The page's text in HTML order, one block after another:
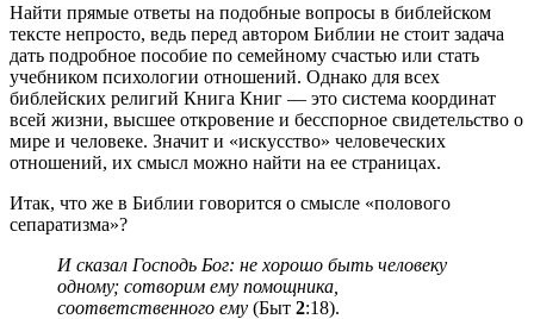
Найти прямые ответы на подобные вопросы в библейском
тексте непросто, ведь перед автором Библии не стоит задача
дать подробное пособие по семейному счастью или стать
учебником психологии отношений. Однако для всех
библейских религий Книга Книг — это система координат
всей жизни, высшее откровение и бесспорное свидетельство о
мире и человеке. Значит и «искусство» человеческих
отношений, их смысл можно найти на ее страницах.
Итак, что же в Библии говорится о смысле «полового
сепаратизма»?
И сказал Господь Бог: не хорошо быть человеку
одному; сотворим ему помощника,
соответственного ему (Быт 2:18).